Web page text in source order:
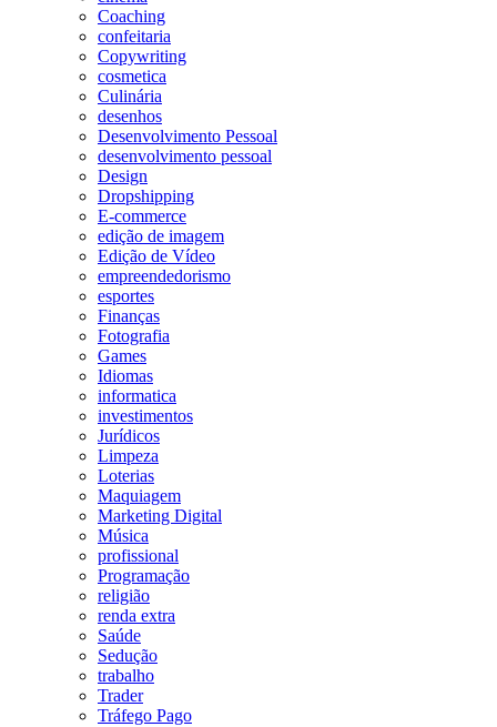
Coaching
confeitaria
Copywriting
cosmetica
Culinária
desenhos
Desenvolvimento Pessoal
desenvolvimento pessoal
Design
Dropshipping
E-commerce
edição de imagem
Edição de Vídeo
empreendedorismo
esportes
Finanças
Fotografia
Games
Idiomas
informatica
investimentos
Jurídicos
Limpeza
Loterias
Maquiagem
Marketing Digital
Música
profissional
Programação
religião
renda extra
Saúde
Sedução
trabalho
Trader
Tráfego Pago